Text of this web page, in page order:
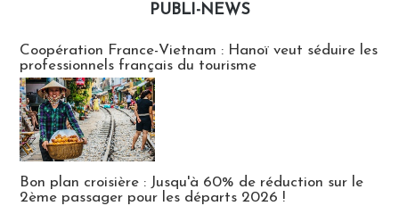
PUBLI-NEWS
Coopération France-Vietnam : Hanoï veut séduire les
professionnels français du tourisme
Bon plan croisière : Jusqu'à 60% de réduction sur le
2ème passager pour les départs 2026 !